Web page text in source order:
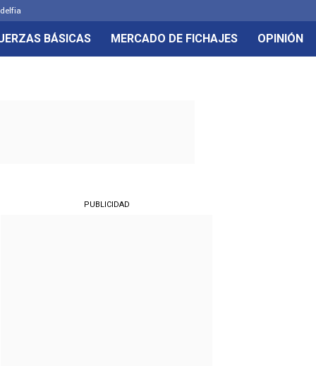
BÁSICAS MERCADO DE FICHAJES OPINIÓN
PUBLICIDAD